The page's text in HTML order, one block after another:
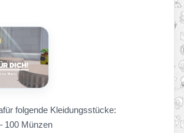
folgende Kleidungsstücke:
100 Münzen